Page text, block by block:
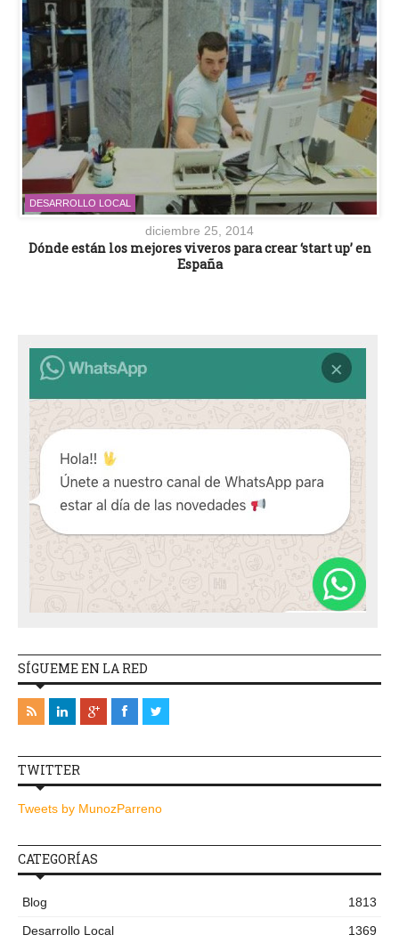
DESARROLLO LOCAL
diciembre 25, 2014
Dónde están los mejores viveros para crear ‘start up’ en
España
SÍGUEME EN LA RED
TWITTER
Tweets by MunozParreno
CATEGORÍAS
Blog
1813
Desarrollo Local
1369